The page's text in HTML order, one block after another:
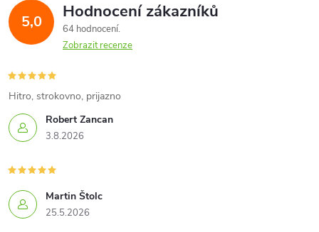
d
a
c
í
p
r
v
k
5,0 Hodnocení zákazníků
64 hodnocení
Zobrazit recenze
Robert Zancan
3.8.2026
Hitro, strokovno, prijazno
Martin Štolc
25.5.2026